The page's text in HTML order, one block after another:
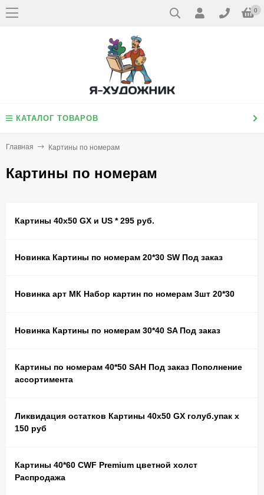
0
КАТАЛОГ ТОВАРОВ
Главная Картины по номерам
Картины по номерам
Картины 40х50 GX и US * 295 руб.
Новинка Картины по номерам 20*30 SW Под заказ
Новинка арт МК Набор картин по номерам 3шт 20*30
Новинка Картины по номерам 30*40 SA Под заказ
Картины по номерам 40*50 SAH Под заказ Пополнение
ассортимента
Ликвидация остатков Картины 40х50 GX голуб.упак х
150 руб
Картины 40*60 CWF Premium цветной холст
Распродажа